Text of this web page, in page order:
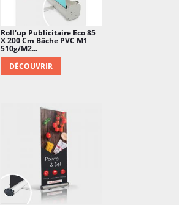
Roll'up Publicitaire Eco 85
X 200 Cm Bâche PVC M1
510g/m2...
DÉCOUVRIR